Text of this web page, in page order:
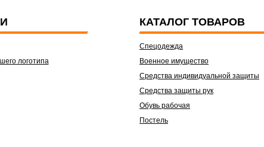
логотипа
КАТАЛОГ ТОВАРОВ
Спецодежда
Военное имущество
Средства индивидуальной защиты
Средства защиты рук
Обувь рабочая
Постель